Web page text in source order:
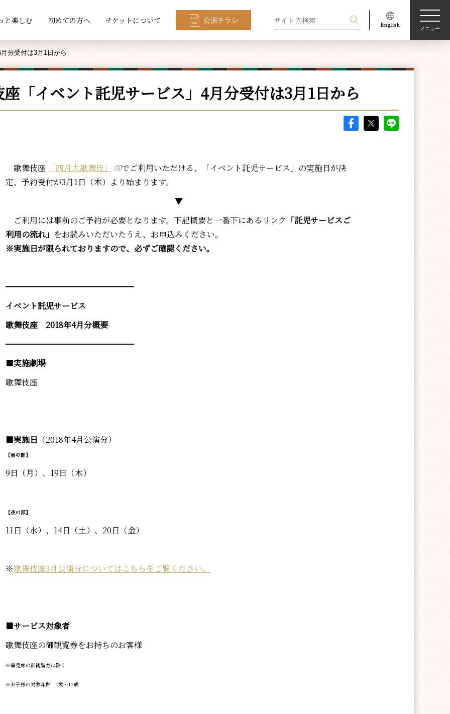
と楽しむ 初めての方へ チケットについて 公演チラシ
メニュー
分受付は3月1日から
「イベント託児サービス」4月分受付は3月1日から
歌舞伎座 「四月大歌舞伎」
でご利用いただける、「イベント託児サービス」の実施日が決
定、予約受付が3月1日（木）より始まります。
▼
ご利用には事前のご予約が必要となります。下記概要と一番下にあるリンク 「託児サービスご
利用の流れ」 をお読みいただいたうえ、お申込みください。
※実施日が限られておりますので、必ずご確認ください。
━━━━━━━━━━━━━━━━
イベント託児サービス
歌舞伎座 2018年4月分概要
━━━━━━━━━━━━━━━━
■実施劇場
歌舞伎座
■実施日 （2018年4月公演分）
【昼の部】
9日 （月）、19日 （木）
【夜の部】
11日 （水）、14日 （土）、20日 （金）
※歌舞伎座3月公演分についてはこちらをご覧ください。
■サービス対象者
歌舞伎座の御観覧券をお持ちのお客様
※幕見席の御観覧券は除く
※お子様の対象年齢：0歳～12歳